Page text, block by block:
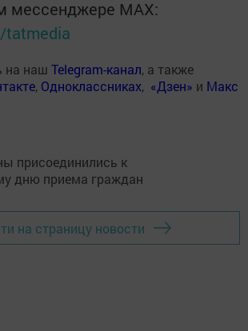
мессенджере MАХ:
tatmedia
на наш Telegram-канал, а также
, Одноклассниках, «Дзен» и Макс
на страницу новости